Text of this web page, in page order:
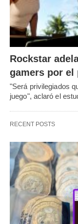
Rockstar
gamers por el
"Será privilegiados
juego", aclaró el
RECENT POSTS